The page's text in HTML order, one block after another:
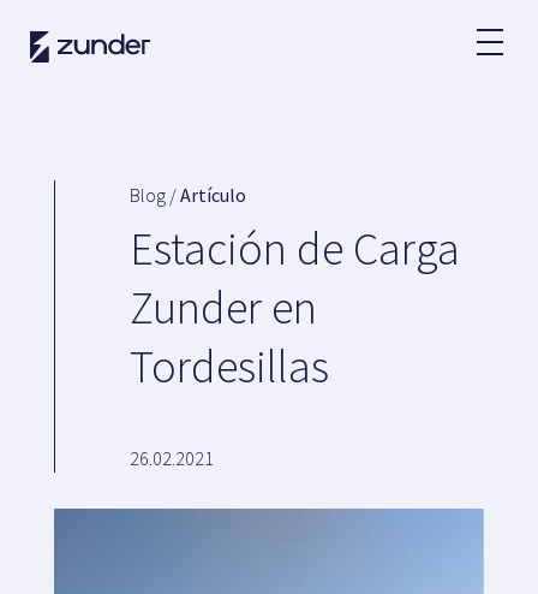
ES
App de Zunder
Administraciones
Blog /Artículo
Estación de Carga
Zunder en
Tordesillas
26.02.2021